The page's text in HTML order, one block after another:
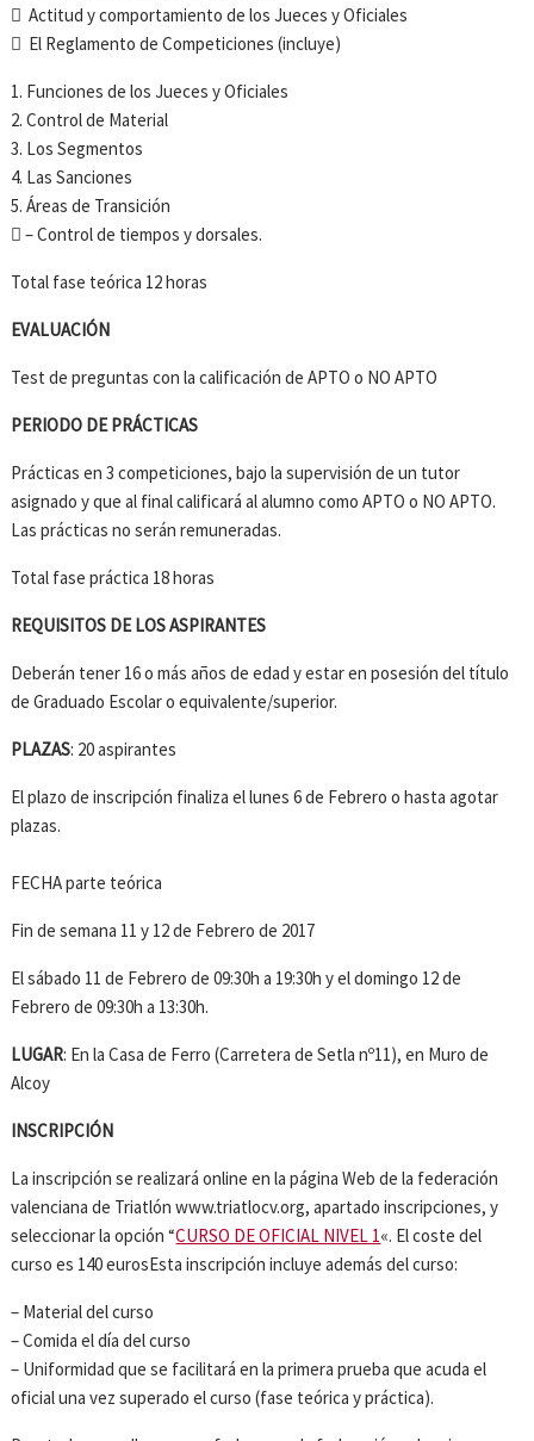
 Actitud y comportamiento de los Jueces y Oficiales
 El Reglamento de Competiciones (incluye)
1. Funciones de los Jueces y Oficiales
2. Control de Material
3. Los Segmentos
4. Las Sanciones
5. Áreas de Transición
 – Control de tiempos y dorsales.
Total fase teórica 12 horas
EVALUACIÓN
Test de preguntas con la calificación de APTO o NO APTO
PERIODO DE PRÁCTICAS
Prácticas en 3 competiciones, bajo la supervisión de un tutor
asignado y que al final calificará al alumno como APTO o NO APTO.
Las prácticas no serán remuneradas.
Total fase práctica 18 horas
REQUISITOS DE LOS ASPIRANTES
Deberán tener 16 o más años de edad y estar en posesión del título
de Graduado Escolar o equivalente/superior.
PLAZAS: 20 aspirantes
El plazo de inscripción finaliza el lunes 6 de Febrero o hasta agotar
plazas.
FECHA parte teórica
Fin de semana 11 y 12 de Febrero de 2017
El sábado 11 de Febrero de 09:30h a 19:30h y el domingo 12 de
Febrero de 09:30h a 13:30h.
LUGAR: En la Casa de Ferro (Carretera de Setla nº11), en Muro de
Alcoy
INSCRIPCIÓN
La inscripción se realizará online en la página Web de la federación
valenciana de Triatlón www.triatlocv.org, apartado inscripciones, y
seleccionar la opción “CURSO DE OFICIAL NIVEL 1«. El coste del
curso es 140 eurosEsta inscripción incluye además del curso:
– Material del curso
– Comida el día del curso
– Uniformidad que se facilitará en la primera prueba que acuda el
oficial una vez superado el curso (fase teórica y práctica).